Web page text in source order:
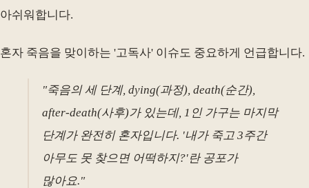
아쉬워합니다.
혼자 죽음을 맞이하는 '고독사' 이슈도 중요하게 언급합니다.
"죽음의 세 단계, dying(과정), death(순간),
after-death(사후)가 있는데, 1인 가구는 마지막
단계가 완전히 혼자입니다. '내가 죽고 3주간
아무도 못 찾으면 어떡하지?'란 공포가
많아요."